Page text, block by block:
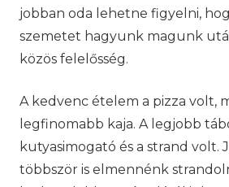
jobban oda lehetne figyelni,
szemetet hagyunk magunk
közös felelősség.
A kedvenc ételem a pizza volt,
legfinomabb kaja. A legjobb
kutyasimogató és a strand volt.
többször is elmennénk